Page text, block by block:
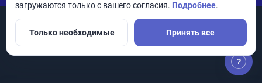
© 2026 ANDPRO / ООО «АНД-Системс»
?
загружаются только с вашего согласия. Подробнее.
Только необходимые Принять все